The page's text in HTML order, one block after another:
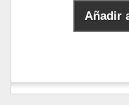
Añadir